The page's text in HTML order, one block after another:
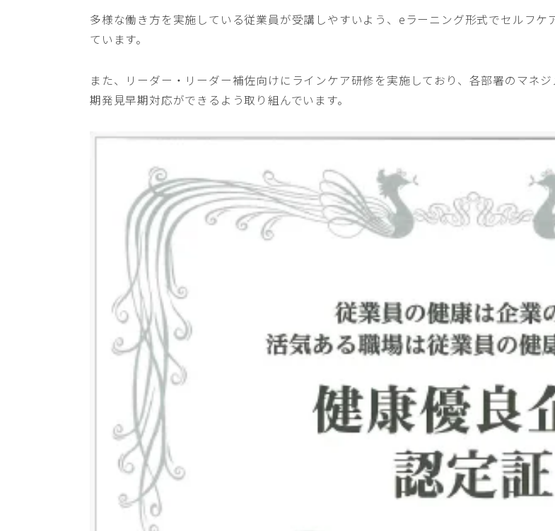
多様な働き方を実施している従業員が受講しやすいよう、eラーニング形式でセルフ
ています。
また、リーダー・リーダー補佐向けにラインケア研修を実施しており、各部署のマネ
期発見早期対応ができるよう取り組んでいます。